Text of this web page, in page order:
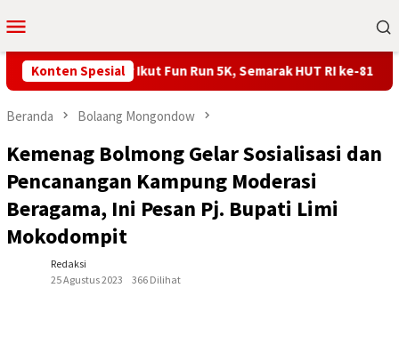
ke
Mobile
Konten Spesial
Wongkar Ikut Fun Run 5K, Semarak HUT RI ke-81 di Minsel
Beranda Bolaang Mongondow
Kemenag Bolmong Gelar Sosialisasi dan
Pencanangan Kampung Moderasi
Beragama, Ini Pesan Pj. Bupati Limi
Mokodompit
Redaksi
25 Agustus 2023
366 Dilihat